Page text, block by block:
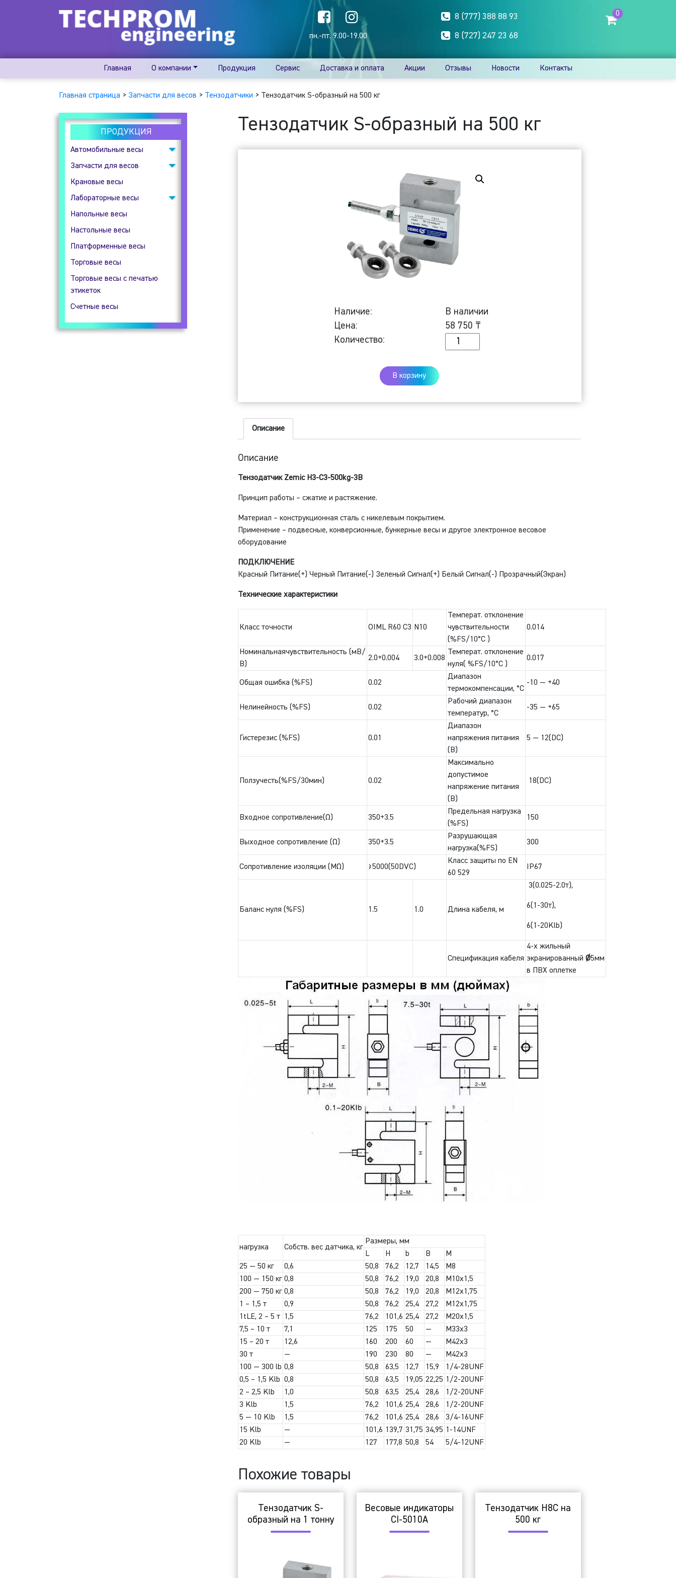
пн.-пт. 9.00-19.00
8 (777) 388 88 93
8 (727) 247 23 68
0
Главная О компании Продукция Сервис Доставка и оплата Акции Отзывы Новости Контакты
Главная страница > Запчасти для весов > Тензодатчики > Тензодатчик S-образный на 500 кг
ПРОДУКЦИЯ
Автомобильные весы
Подкладные
автомобильные весы
Запчасти для весов
Весовые индикаторы
Клеммные коробки
Тензодатчики
Крановые весы
Лабораторные весы
Аналитические весы
Гидростатические весы
Прецизионные весы
Технические весы
Напольные весы
Настольные весы
Платформенные весы
Торговые весы
Торговые весы с печатью
этикеток
Счетные весы
Тензодатчик S-образный на 500 кг
Наличие:
В наличии
Цена:
58 750 ₸
Количество:
Количество
Тензодатчик
В корзину
Описание
Описание
Тензодатчик Zemic H3-C3-500kg-3B
Принцип работы – сжатие и растяжение.
Материал – конструкционная сталь с никелевым покрытием.
Применение – подвесные, конверсионные, бункерные весы и другое электронное весовое
оборудование
ПОДКЛЮЧЕНИЕ
Красный Питание(+) Черный Питание(-) Зеленый Сигнал(+) Белый Сигнал(-) Прозрачный(Экран)
Технические характеристики
Класс точности OIML R60 C3 N10
Температ. отклонение
чувствительности
(%FS/10°С )
0.014
Номинальнаячувствительность (мВ/
В)
2.0+0.004 3.0+0.008
Температ. отклонение
нуля( %FS/10°С )
0.017
Общая ошибка (%FS) 0.02
Диапазон
термокомпенсации, °С
-10 — +40
Нелинейность (%FS) 0.02
Рабочий диапазон
температур, °С
-35 — +65
Гистерезис (%FS) 0.01
Диапазон
напряжения питания
(В)
5 — 12(DC)
Ползучесть(%FS/30мин) 0.02
Максимально
допустимое
напряжение питания
(В)
18(DC)
Входное сопротивление(Ω) 350+3.5
Предельная нагрузка
(%FS)
150
Выходное сопротивление (Ω) 350+3.5
Разрушающая
нагрузка(%FS)
300
Сопротивление изоляции (MΩ) ≥5000(50DVC)
Класс защиты по EN
60 529
IP67
Баланс нуля (%FS) 1.5 1.0 Длина кабеля, м
3(0.025-2.0т),
6(1-30т),
6(1-20Klb)
Спецификация кабеля
4-х жильный
экранированныйØ5мм
в ПВХ оплетке
нагрузка Собств. вес датчика, кг
Размеры, мм
L
H b B
M
25 — 50 кг
0,6 50,8 76,2 12,7 14,5
M8
100 — 150 кг 0,8 50,8 76,2 19,0 20,8
M10х1,5
200 — 750 кг 0,8 50,8 76,2 19,0 20,8
M12х1,75
1 – 1,5 т
0,9 50,8 76,2 25,4 27,2
M12х1,75
1tLE, 2 – 5 т
1,5 76,2 101,6 25,4 27,2
M20х1,5
7,5 – 10 т
7,1 125 175 50 —
M33х3
15 – 20 т
12,6 160 200 60 —
M42х3
30 т
— 190 230 80 —
M42х3
100 — 300 lb 0,8 50,8 63,5 12,7 15,9
1/4-28UNF
0,5 – 1,5 Klb 0,8 50,8 63,5 19,05 22,25 1/2-20UNF
2 – 2,5 Klb
1,0 50,8 63,5 25,4 28,6
1/2-20UNF
3 Klb
1,5 76,2 101,6 25,4 28,6
1/2-20UNF
5 — 10 Klb
1,5 76,2 101,6 25,4 28,6
3/4-16UNF
15 Klb
— 101,6 139,7 31,75 34,95 1-14UNF
20 Klb
— 127 177,8 50,8 54 5/4-12UNF
Похожие товары
Тензодатчик S-
образный на 1 тонну
Весовые индикаторы
CI-5010A
Тензодатчик H8C на
500 кг